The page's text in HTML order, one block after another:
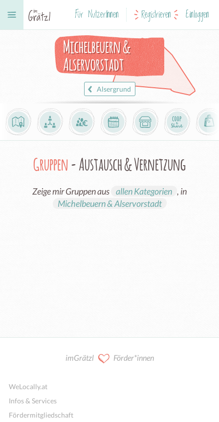
Für NutzerInnen Registrieren Einloggen
Michelbeuern &
Alservorstadt
Alsergrund
Gruppen- Austausch & Vernetzung
Zeige mir Gruppen aus allen Kategorien , in
Michelbeuern & Alservorstadt
imGrätzl Förder*innen
WeLocally.at
Infos & Services
Fördermitgliedschaft